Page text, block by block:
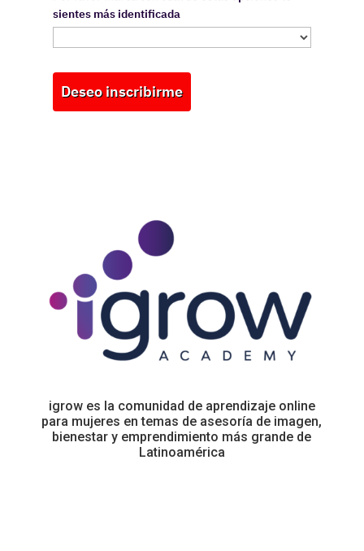
sientes más identificada
Deseo inscribirme
igrow es la comunidad de aprendizaje online
para mujeres en temas de asesoría de imagen,
bienestar y emprendimiento más grande de
Latinoamérica